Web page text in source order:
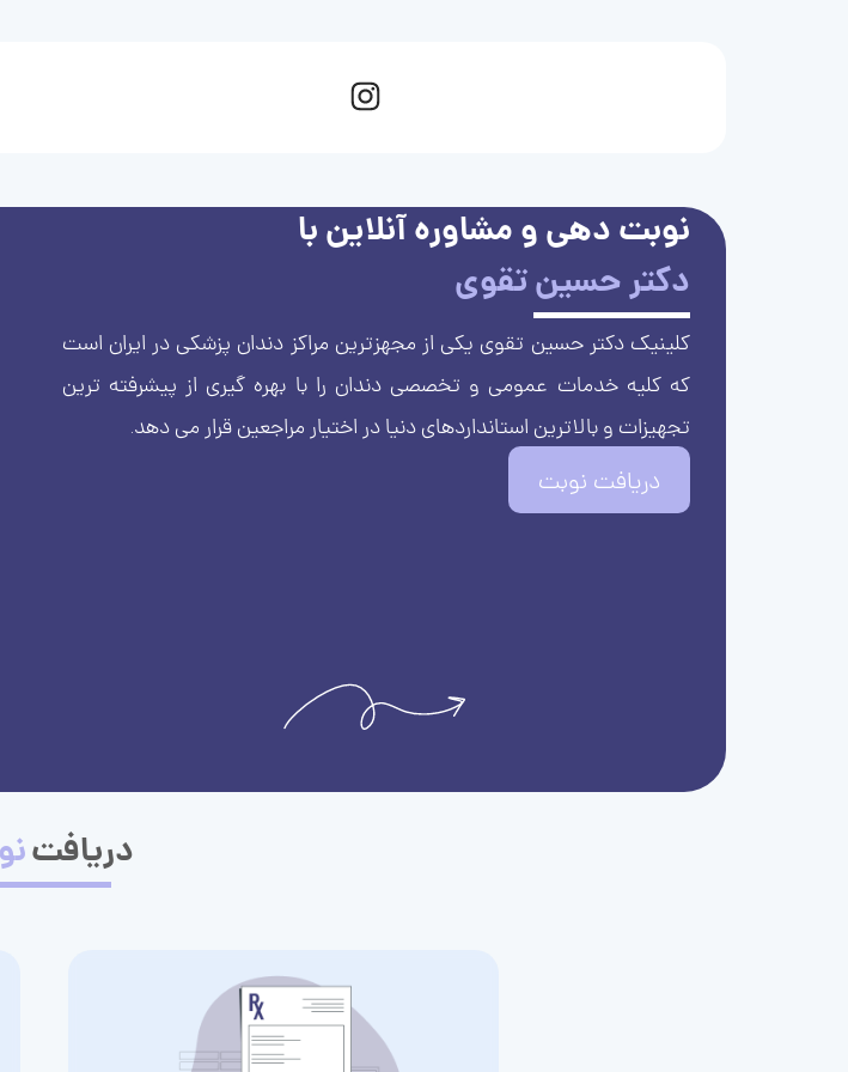
نوبت دهی و مشاوره آنلاین با
دکتر حسین تقوی
کلینیک دکتر حسین تقوی یکی از مجهزترین مراکز دندان پزشکی در ایران است
که کلیه خدمات عمومی و تخصصی دندان را با بهره گیری از پیشرفته ترین
تجهیزات و بالاترین استانداردهای دنیا در اختیار مراجعین قرار می دهد.
دریافت نوبت
دریافت